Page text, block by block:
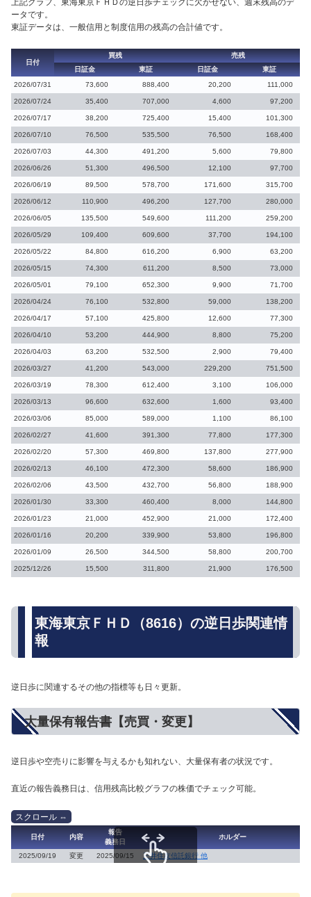
上記グラフ、東海東京ＦＨＤの逆日歩チェックに欠かせない、週末残高のデ
ータです。
東証データは、一般信用と制度信用の残高の合計値です。
日付
買残
売残
日証金
東証 日証金
東証
2026/07/31
73,600 888,400 20,200 111,000
2026/07/24 35,400 707,000 4,600 97,200
2026/07/17 38,200 725,400 15,400 101,300
2026/07/10 76,500 535,500 76,500 168,400
2026/07/03 44,300 491,200 5,600 79,800
2026/06/26 51,300 496,500 12,100 97,700
2026/06/19 89,500 578,700 171,600 315,700
2026/06/12 110,900 496,200 127,700 280,000
2026/06/05 135,500 549,600 111,200 259,200
2026/05/29 109,400 609,600 37,700 194,100
2026/05/22 84,800 616,200 6,900 63,200
2026/05/15 74,300 611,200 8,500 73,000
2026/05/01 79,100 652,300 9,900 71,700
2026/04/24 76,100 532,800 59,000 138,200
2026/04/17 57,100 425,800 12,600 77,300
2026/04/10 53,200 444,900 8,800 75,200
2026/04/03 63,200 532,500 2,900 79,400
2026/03/27 41,200 543,000 229,200 751,500
2026/03/19 78,300 612,400 3,100 106,000
2026/03/13 96,600 632,600 1,600 93,400
2026/03/06 85,000 589,000 1,100 86,100
2026/02/27 41,600 391,300 77,800 177,300
2026/02/20 57,300 469,800 137,800 277,900
2026/02/13 46,100 472,300 58,600 186,900
2026/02/06 43,500 432,700 56,800 188,900
2026/01/30 33,300 460,400 8,000 144,800
2026/01/23 21,000 452,900 21,000 172,400
2026/01/16 20,200 339,900 53,800 196,800
2026/01/09 26,500 344,500 58,800 200,700
2025/12/26 15,500 311,800 21,900 176,500
東海東京ＦＨＤ（8616）の逆日歩関連情
報
逆日歩に関連するその他の指標等も日々更新。
大量保有報告書【売買・変更】
逆日歩や空売りに影響を与えるかも知れない、大量保有者の状況です。
直近の報告義務日は、信用残高比較グラフの株価でチェック可能。
日付 内容
報告
義務日
ホルダー
2025/09/19 変更 2025/09/15 三井住友信託銀行 他